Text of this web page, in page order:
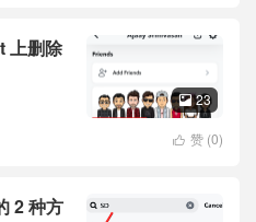
上删除
 23
 赞 (0)
2 种方